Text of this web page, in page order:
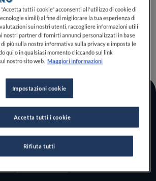
esclusivo tra i tuoi preferiti
o iscrivendoti, bastano pochi clic per
culinaria!
A INIZIO PAGINA
il vero
che è in te
tutti i cookie" acconsenti all'utilizzo di cookie di
simili) al fine di migliorare la tua esperienza di
sui nostri utenti, raccogliere informazioni utili
nostri partner di fornirti annunci personalizzati in base
più sulla nostra informativa sulla privacy e imposta le
qui o in qualsiasi momento cliccando sul link
nostro sito web. Maggiori informazioni
Impostazioni cookie
Rifiuta tutti
Accetta tutti i cookie